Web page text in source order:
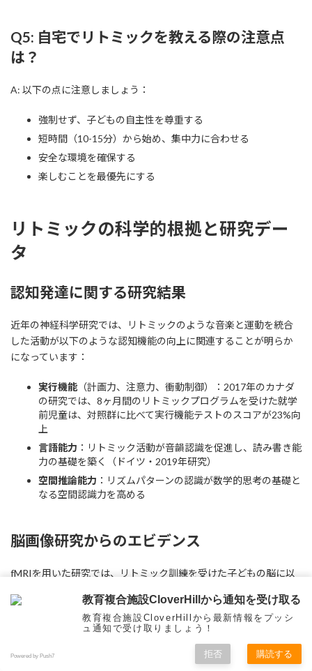
Q5: 自宅でリトミックを教える際の注意点
は？
A: 以下の点に注意しましょう：
強制せず、子どもの自主性を尊重する
短時間（10-15分）から始め、集中力に合わせる
安全な環境を確保する
楽しむことを最優先にする
リトミックの科学的根拠と研究デー
タ
認知発達に関する研究結果
近年の神経科学研究では、リトミックのような音楽と運動を統合
した活動が以下のような認知機能の向上に関連することが明らか
になっています：
実行機能（計画力、注意力、衝動制御）：2017年のカナダ
の研究では、8ヶ月間のリトミックプログラムを受けた就学
前児童は、対照群に比べて実行機能テストのスコアが23%向
上
言語能力 ：リトミック活動が音韻認識を促進し、読み書き能
力の基礎を築く（ドイツ・2019年研究）
空間推論能力 ：リズムパターンの認識が数学的思考の基礎と
なる空間認識力を高める
脳画像研究からのエビデンス
fMRIを用いた研究では、リトミック訓練を受けた子どもの脳に以
聴覚野と運動野の結合強化：音楽的刺激と運動反応の神経経
小脳の活性化
：リズム処理と運動調整の中枢である小脳の体
教育複合施設CloverHillから通知を受け取る
教育複合施設CloverHillから最新情報をプッシ
ュ通知で受け取りましょう！
Powered by Push7 拒否 購読する